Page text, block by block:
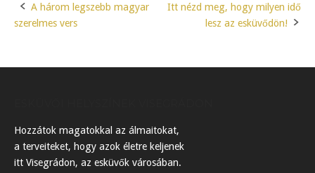
Post
A három legszebb magyar
szerelmes vers
Itt nézd meg, hogy milyen idő
lesz az esküvődön!
Hozzátok magatokkal az álmaitokat,
a terveiteket, hogy azok életre keljenek
itt Visegrádon, az esküvők városában.